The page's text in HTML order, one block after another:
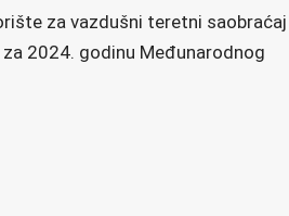
za vazdušni teretni saobraćaj
2024. godinu Međunarodnog